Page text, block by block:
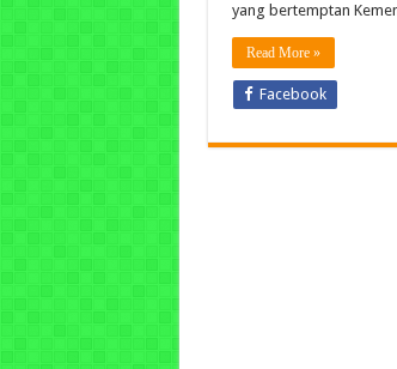
yang bertemptan
Read More »
Facebook